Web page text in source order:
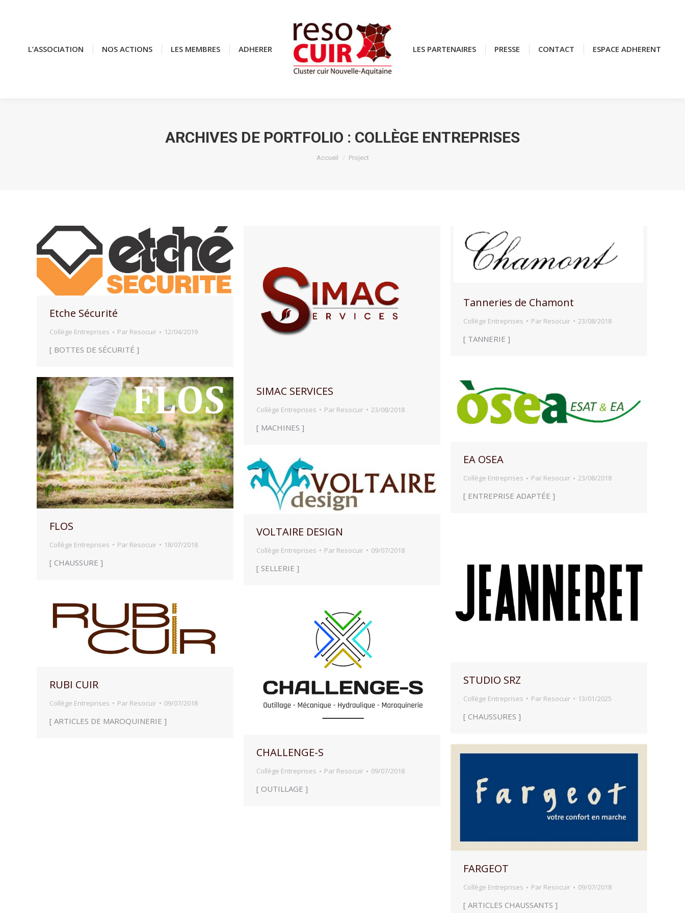
L’ASSOCIATION NOS ACTIONS LES MEMBRES ADHERER LES PARTENAIRES PRESSE CONTACT ESPACE ADHERENT
ARCHIVES DE PORTFOLIO : COLLÈGE ENTREPRISES
Vous êtes ici :
Accueil Project
Etche Sécurité
Collège Entreprises Par Resocuir 12/04/2019
[ BOTTES DE SÉCURITÉ ]
SIMAC SERVICES
Collège Entreprises Par Resocuir 23/08/2018
[ MACHINES ]
Tanneries de Chamont
Collège Entreprises Par Resocuir 23/08/2018
[ TANNERIE ]
EA OSEA
Collège Entreprises Par Resocuir 23/08/2018
[ ENTREPRISE ADAPTÉE ]
FLOS
Collège Entreprises Par Resocuir 18/07/2018
[ CHAUSSURE ]
VOLTAIRE DESIGN
Collège Entreprises Par Resocuir 09/07/2018
[ SELLERIE ]
STUDIO SRZ
Collège Entreprises Par Resocuir 13/01/2025
[ CHAUSSURES ]
RUBI CUIR
Collège Entreprises Par Resocuir 09/07/2018
[ ARTICLES DE MAROQUINERIE ]
CHALLENGE-S
Collège Entreprises Par Resocuir 09/07/2018
[ OUTILLAGE ]
FARGEOT
Collège Entreprises Par Resocuir 09/07/2018
[ ARTICLES CHAUSSANTS ]
L’ASSOCIATION NOS ACTIONS LES MEMBRES ADHERER LES PARTENAIRES PRESSE CONTACT ESPACE ADHERENT